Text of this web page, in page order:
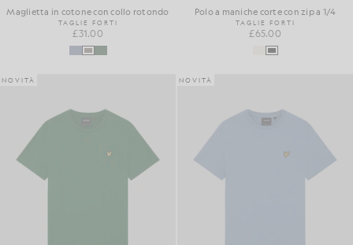
Maglietta in cotone con collo rotondo
TAGLIE FORTI
£31.00
Polo a maniche corte con zip a 1/4
TAGLIE FORTI
£65.00
NOVITÀ NOVITÀ